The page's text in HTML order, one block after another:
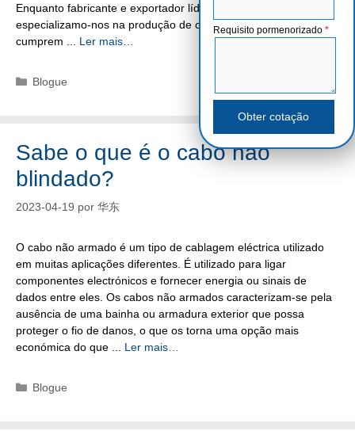
Enquanto fabricante e exportador líder de cabos armados,
especializamo-nos na produção de cabos de alta qualidade que
cumprem ... Ler mais…
Categorias
Blogue
Sabe o que é o cabo não
blindado?
2023-04-19 por 华东
O cabo não armado é um tipo de cablagem eléctrica utilizado
em muitas aplicações diferentes. É utilizado para ligar
componentes electrónicos e fornecer energia ou sinais de
dados entre eles. Os cabos não armados caracterizam-se pela
ausência de uma bainha ou armadura exterior que possa
proteger o fio de danos, o que os torna uma opção mais
económica do que ... Ler mais…
Categorias
Blogue
Requisito pormenorizado *